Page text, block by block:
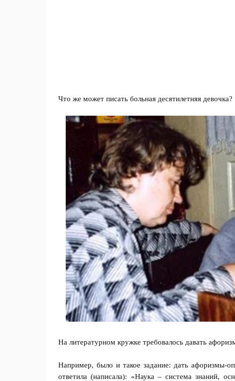
Что же может писать больная десятилетняя девочка?
На литературном кружке требовалось давать
Например, было и такое задание: дать афоризмы-
ответила (написала): «Наука – система знаний,